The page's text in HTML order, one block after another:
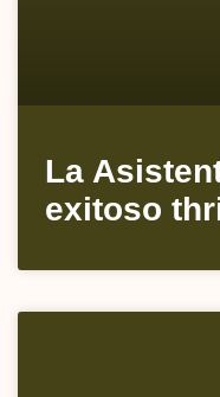
La
exitoso